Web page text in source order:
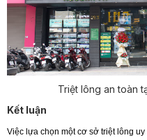
Triệt lông an toàn
Kết luận
Việc lựa chọn một cơ sở triệt lông